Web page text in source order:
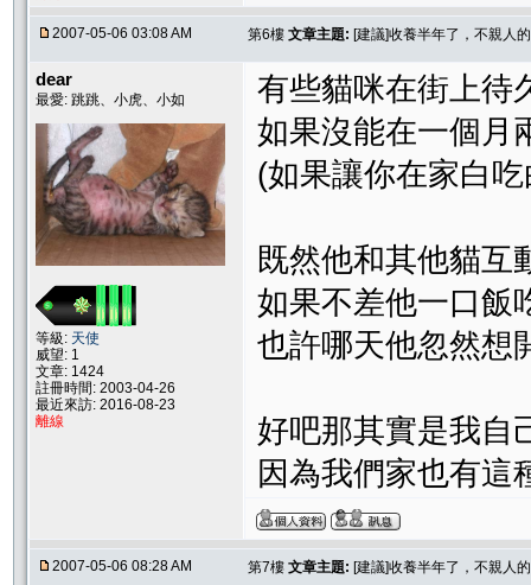
2007-05-06 03:08 AM 第6樓 文章主題: [建議]收養半年了，不親人
dear
最愛: 跳跳、小虎、小如
等級: 天使
威望: 1
文章: 1424
註冊時間: 2003-04-26
最近來訪: 2016-08-23
離線
有些貓咪在街上待
如果沒能在一個月
(如果讓你在家白
既然他和其他貓互
如果不差他一口飯
也許哪天他忽然想
好吧那其實是我自
因為我們家也有這
2007-05-06 08:28 AM 第7樓 文章主題: [建議]收養半年了，不親人